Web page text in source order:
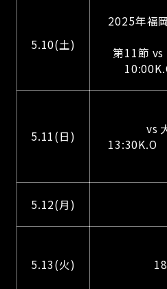
5.10(土)
2025年福
第11節 vs
5.11(日)
vs
13:30K.O
5.12(月)
5.13(火)